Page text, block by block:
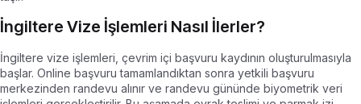
İngiltere Vize İşlemleri Nasıl İlerler?
İngiltere vize işlemleri, çevrim içi başvuru kaydının oluşturulmasıyla
başlar. Online başvuru tamamlandıktan sonra yetkili başvuru
merkezinden randevu alınır ve randevu gününde biyometrik veri